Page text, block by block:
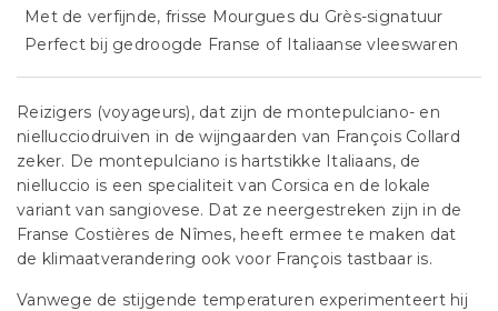
Met de verfijnde, frisse Mourgues du Grès-signatuur
Perfect bij gedroogde Franse of Italiaanse vleeswaren
Reizigers (voyageurs), dat zijn de montepulciano- en
niellucciodruiven in de wijngaarden van François Collard
zeker. De montepulciano is hartstikke Italiaans, de
nielluccio is een specialiteit van Corsica en de lokale
variant van sangiovese. Dat ze neergestreken zijn in de
Franse Costières de Nîmes, heeft ermee te maken dat
de klimaatverandering ook voor François tastbaar is.
Vanwege de stijgende temperaturen experimenteert hij